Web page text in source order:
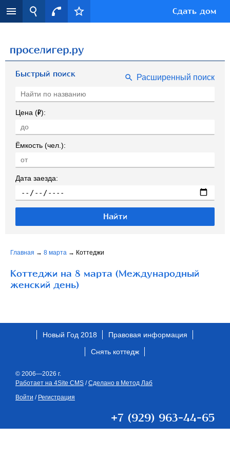
Сдать дом
Расширенный поиск
Быстрый поиск
Цена (Р):
Ёмкость (чел.):
Дата заезда:
Главная → 8 марта → Коттеджи
Коттеджи на 8 марта (Международный
женский день)
Новый Год 2018 Правовая информация
Снять коттедж
© 2006—2026 г.
Работает на 4Site CMS /Сделано в Метод Лаб
Войти / Регистрация
+7 (929) 963-44-65